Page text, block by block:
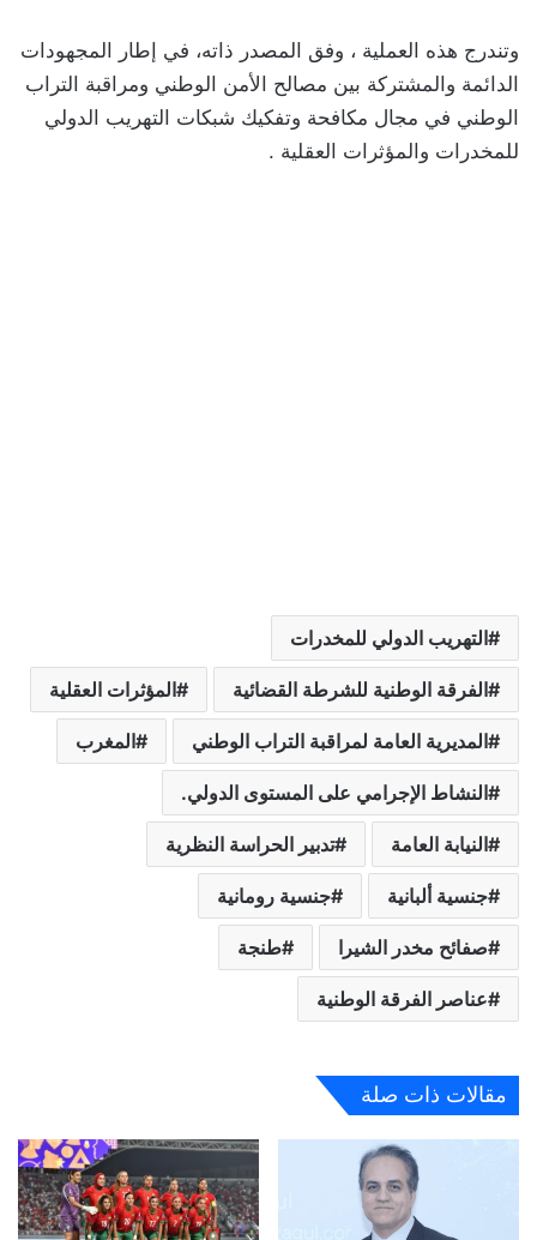
وتندرج هذه العملية ، وفق المصدر ذاته، في إطار المجهودات
الدائمة والمشتركة بين مصالح الأمن الوطني ومراقبة التراب
الوطني في مجال مكافحة وتفكيك شبكات التهريب الدولي
للمخدرات والمؤثرات العقلية .
التهريب الدولي للمخدرات
الفرقة الوطنية للشرطة القضائية المؤثرات العقلية
المديرية العامة لمراقبة التراب الوطني المغرب
النشاط الإجرامي على المستوى الدولي.
النيابة العامة تدبير الحراسة النظرية
جنسية ألبانية جنسية رومانية
صفائح مخدر الشيرا طنجة
عناصر الفرقة الوطنية
مقالات ذات صلة